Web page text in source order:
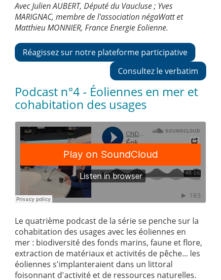
Avec Julien AUBERT, Député du Vaucluse ; Yves
MARIGNAC, membre de l'association négaWatt et
Matthieu MONNIER, France Energie Eolienne.
Réagissez sur notre plateforme participative
Consultez le verbatim
Podcast n°4 - Éoliennes en mer et
cohabitation des usages
Le quatrième podcast de la série se penche sur la
cohabitation des usages avec les éoliennes en
mer : biodiversité des fonds marins, faune et flore,
extraction de matériaux et activités de pêche... les
éoliennes s'implanteraient dans un littoral
foisonnant d'activité et de ressources naturelles.